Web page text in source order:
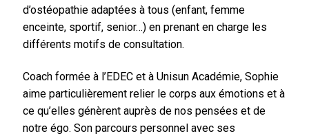
d’ostéopathie adaptées à tous (enfant, femme
enceinte, sportif, senior…) en prenant en charge les
différents motifs de consultation.
Coach formée à l’EDEC et à Unisun Académie, Sophie
aime particulièrement relier le corps aux émotions et à
ce qu’elles génèrent auprès de nos pensées et de
notre égo. Son parcours personnel avec ses